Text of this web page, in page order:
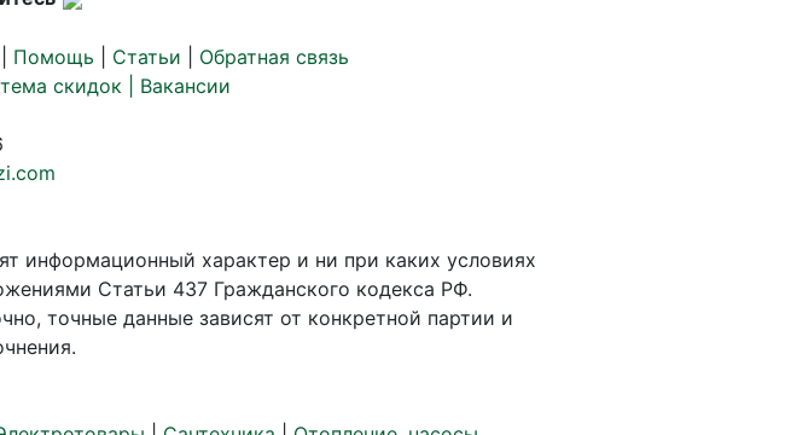
Помощь Статьи
Обратная связь
скидок | Вакансии
информационный характер и ни при каких условиях
Статьи 437 Гражданского кодекса РФ.
точные данные зависят от конкретной партии и